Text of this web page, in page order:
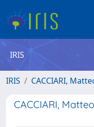
IRIS
IRIS CACCIARI,
CACCIARI,